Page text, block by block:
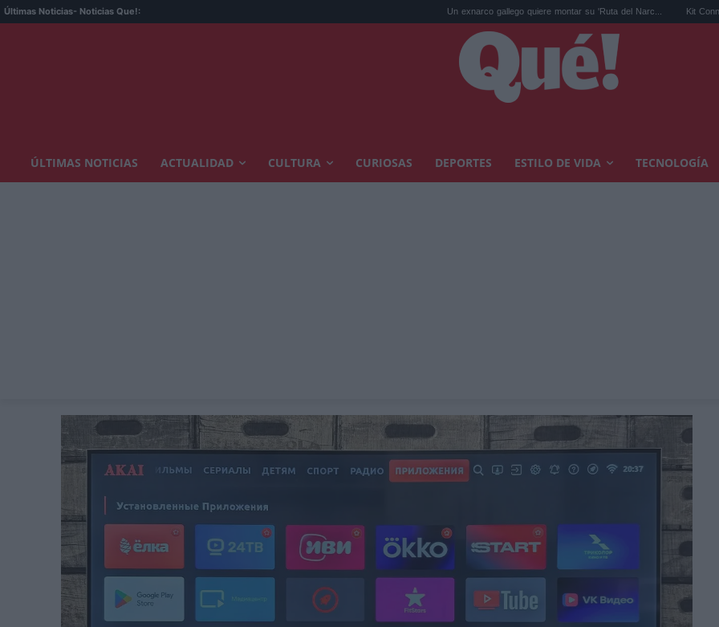
Últimas Noticias- Noticias Que!: Un exnarco gallego quiere montar su 'Ruta del Narc... Kit Connor será
ÚLTIMAS NOTICIAS ACTUALIDAD CULTURA CURIOSAS DEPORTES ESTILO DE VIDA TECNOLOGÍA